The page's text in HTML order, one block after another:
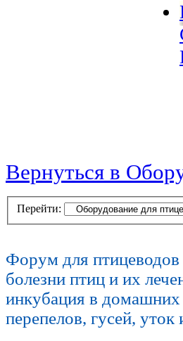
Вернуться в
Перейти:
Форум для
болезни птиц и их
инкубация в
перепелов, гусей,